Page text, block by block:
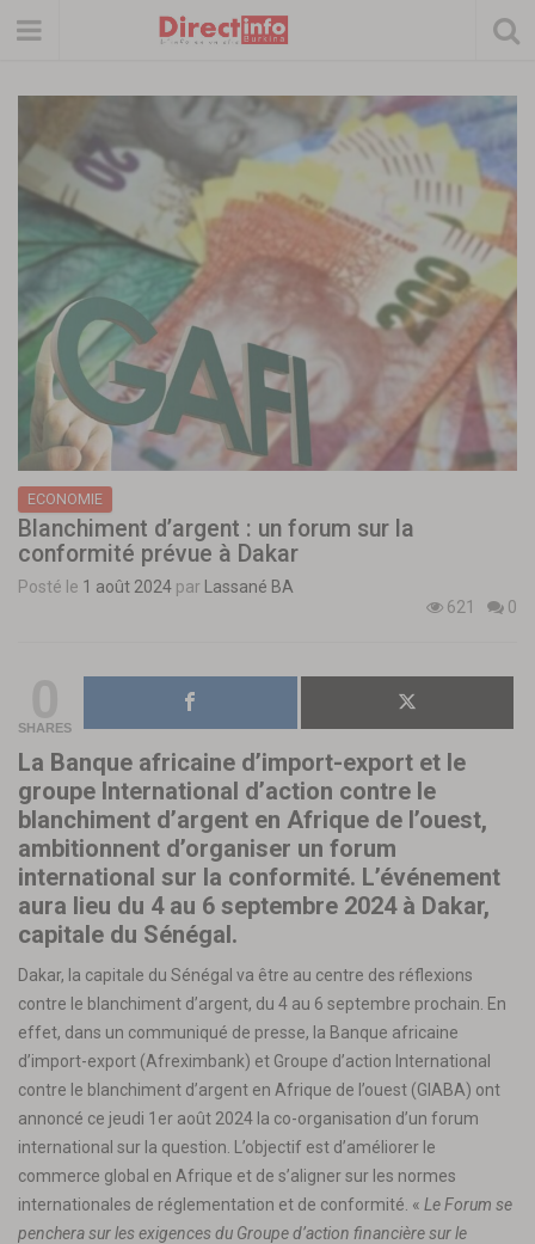
ECONOMIE
Blanchiment d’argent : un forum sur la
conformité prévue à Dakar
Posté le 1 août 2024 par Lassané BA
621
0
SHARES
La Banque africaine d’import-export et le
groupe International d’action contre le
blanchiment d’argent en Afrique de l’ouest,
ambitionnent d’organiser un forum
international sur la conformité. L’événement
aura lieu du 4 au 6 septembre 2024 à Dakar,
capitale du Sénégal.
Dakar, la capitale du Sénégal va être au centre des réflexions
contre le blanchiment d’argent, du 4 au 6 septembre prochain. En
effet, dans un communiqué de presse, la Banque africaine
d’import-export (Afreximbank) et Groupe d’action International
contre le blanchiment d’argent en Afrique de l’ouest (GIABA) ont
annoncé ce jeudi 1er août 2024 la co-organisation d’un forum
international sur la question. L’objectif est d’améliorer le
commerce global en Afrique et de s’aligner sur les normes
internationales de réglementation et de conformité. « Le Forum se
penchera sur les exigences du Groupe d’action financière sur le